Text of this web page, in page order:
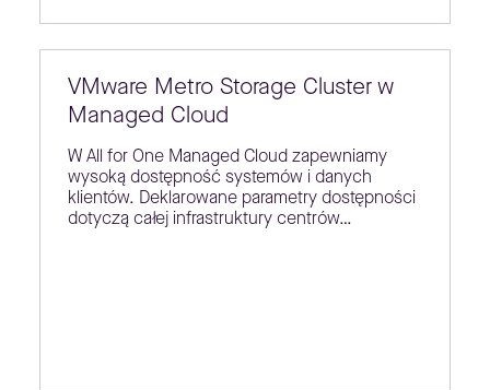
VMware Metro Storage Cluster w
Managed Cloud
W All for One Managed Cloud zapewniamy
wysoką dostępność systemów i danych
klientów. Deklarowane parametry dostępności
dotyczą całej infrastruktury centrów…